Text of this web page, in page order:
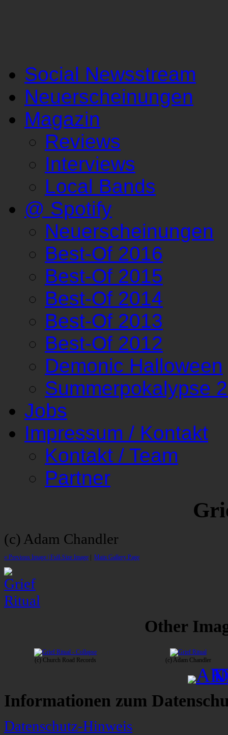
Social Newsstream
Neuerscheinungen
Magazin
Reviews
Interviews
Local Bands
@ Spotify
Neuerscheinungen
Best-Of 2016
Best-Of 2015
Best-Of 2014
Best-Of 2013
Best-Of 2012
Demonic Halloween
Summerpokalypse
Jobs
Impressum / Kontakt
Kontakt / Team
Partner
(c) Adam Chandler
« Previous Image | Full-Size Image Main Gallery Page
Other
(c) Church Road Records (c) Adam Chandler
Informationen zum
Datenschutz-Hinweis